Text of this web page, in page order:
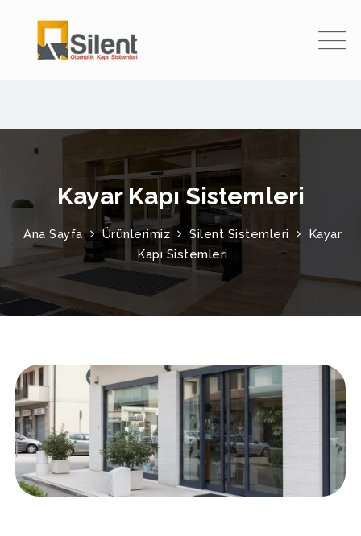
Kayar Kapı Sistemleri
Ana Sayfa Ürünlerimiz Silent Sistemleri
Kayar
Kapı Sistemleri